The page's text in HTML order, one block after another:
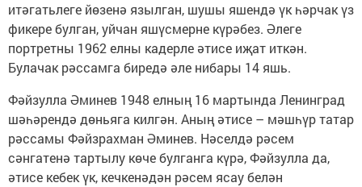
итәгатьлеге йөзенә язылган, шушы яшендә үк һәрчак үз
фикере булган, уйчан яшүсмерне күрәбез. Әлеге
портретны 1962 елны кадерле әтисе иҗат иткән.
Булачак рәссамга биредә әле нибары 14 яшь.
Фәйзулла Әминев 1948 елның 16 мартында Ленинград
шәһәрендә дөньяга килгән. Аның әтисе – мәшһүр татар
рәссамы Фәйзрахман Әминев. Нәселдә рәсем
сәнгатенә тартылу көче булганга күрә, Фәйзулла да,
әтисе кебек үк, кечкенәдән рәсем ясау белән